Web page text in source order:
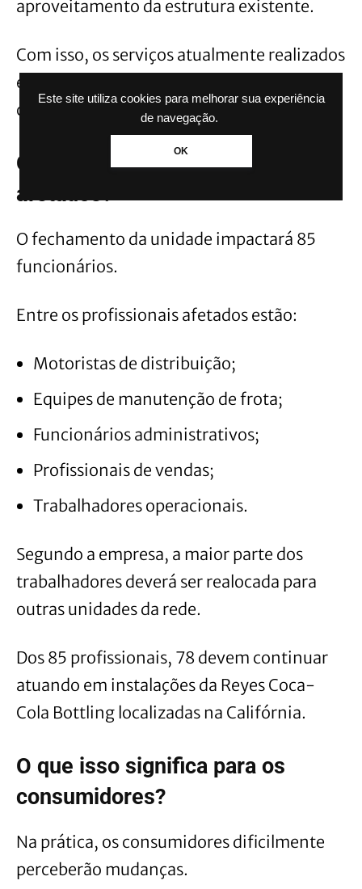
Este site utiliza cookies para melhorar sua experiência
de navegação.
OK
aproveitamento da estrutura existente.
Com isso, os serviços atualmente realizados
em Ventura serão transferidos para outros
centros já operados pela companhia.
Quantos trabalhadores serão
afetados?
O fechamento da unidade impactará 85
funcionários.
Entre os profissionais afetados estão:
Motoristas de distribuição;
Equipes de manutenção de frota;
Funcionários administrativos;
Profissionais de vendas;
Trabalhadores operacionais.
Segundo a empresa, a maior parte dos
trabalhadores deverá ser realocada para
outras unidades da rede.
Dos 85 profissionais, 78 devem continuar
atuando em instalações da Reyes Coca-
Cola Bottling localizadas na Califórnia.
O que isso significa para os
consumidores?
Na prática, os consumidores dificilmente
perceberão mudanças.